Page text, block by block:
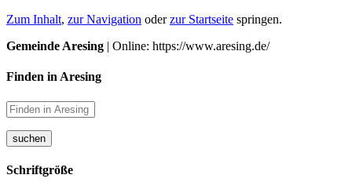
Zum Inhalt, zur Navigation oderzur Startseite springen.
Gemeinde Aresing | Online: https://www.aresing.de/
Finden in Aresing
suchen
Schriftgröße